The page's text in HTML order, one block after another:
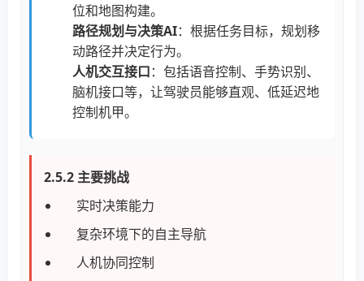
位和地图构建。
路径规划与决策AI：根据任务目标，规划移
动路径并决定行为。
人机交互接口：包括语音控制、手势识别、
脑机接口等，让驾驶员能够直观、低延迟地
控制机甲。
2.5.2 主要挑战
实时决策能力
复杂环境下的自主导航
人机协同控制